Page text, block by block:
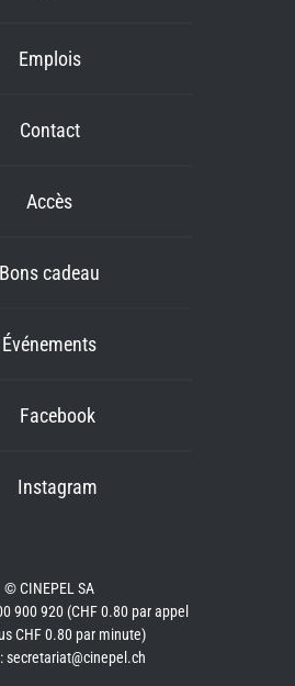
Emplois
Contact
Accès
Bons cadeau
Événements
Facebook
Instagram
© CINEPEL SA
900 920 (CHF 0.80 par appel
CHF 0.80 par minute)
secretariat@cinepel.ch